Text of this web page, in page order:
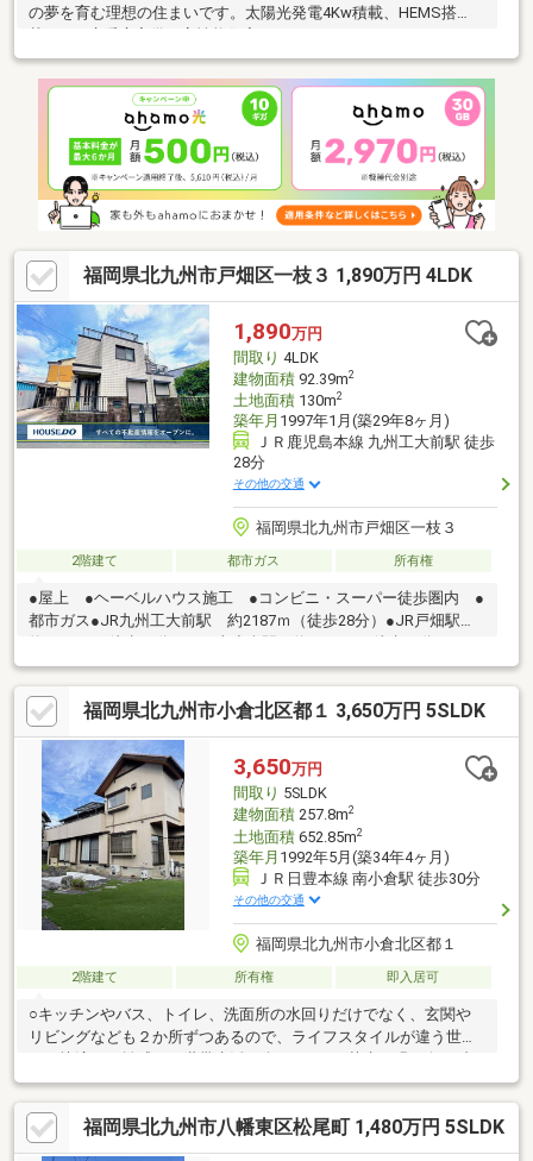
の夢を育む理想の住まいです。太陽光発電4Kw積載、HEMS搭
ったりとした室内。2014年1月築の地上2階建てで、日豊本線「南
小倉」駅から徒歩27分と、穏やかな住環境が魅力。広々とした間
取りは、多様なライフスタイルに対応し、ゆとりの毎日を演出し
ます。【当社自慢のワンストップサービス】・当社在籍スタッフ
はリフォーム、ローンに関するエキスパート！・物件購入+リフ
ォーム費用もまとめてお見積り♪・住み替え先を探しながら、ご自
宅の売却が並行して行えます！・もちろん査定も無料♪
福岡県北九州市戸畑区一枝３ 1,890万円 4LDK
1,890万円
間取り 4LDK
建物面積92.39m2
土地面積130m2
築年月 1997年1月(築29年8ヶ月)
ＪＲ鹿児島本線 九州工大前駅 徒歩
28分
その他の交通
福岡県北九州市戸畑区一枝３
2階建て 都市ガス 所有権
●屋上 ●ヘーベルハウス施工 ●コンビニ・スーパー徒歩圏内 ●
都市ガス●JR九州工大前駅 約2187ｍ（徒歩28分）●JR戸畑駅
鉄バス「一枝小学校前」停 約408ｍ（徒歩6分）●一枝小学校
約362ｍ（徒歩5分）●中原中学校 約1200ｍ（徒歩15分）●マル
ショク一枝店 約244ｍ（徒歩4分）●セブンイレブン小倉井堀５
丁目店 587ｍ（徒歩8分）
福岡県北九州市小倉北区都１ 3,650万円 5SLDK
3,650万円
間取り 5SLDK
建物面積257.8m2
土地面積652.85m2
築年月 1992年5月(築34年4ヶ月)
ＪＲ日豊本線 南小倉駅 徒歩30分
その他の交通
福岡県北九州市小倉北区都１
2階建て 所有権 即入居可
○キッチンやバス、トイレ、洗面所の水回りだけでなく、玄関や
リビングなども２か所ずつあるので、ライフスタイルが違う世帯
利がモダンな雰囲気を演出してくれるお庭で、優雅なティータイ
ムが楽しめます○閑静な住宅街にある落ち着いた住環境です○小学
校は徒歩７分です☆毎日の通学に便利ですね【当社自慢のワンス
トップサービス】・当社在籍スタッフはリフォーム、ローンに関
福岡県北九州市八幡東区松尾町 1,480万円 5SLDK